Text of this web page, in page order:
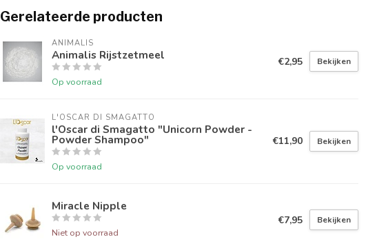
Gerelateerde producten
ANIMALIS
Animalis Rijstzetmeel
Op voorraad
€2,95 Bekijken
L'OSCAR DI SMAGATTO
l'Oscar di Smagatto "Unicorn Powder -
Powder Shampoo"
Op voorraad
€11,90 Bekijken
Miracle Nipple
Niet op voorraad
€7,95 Bekijken